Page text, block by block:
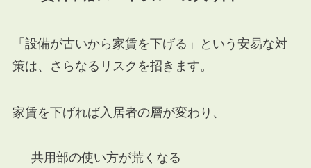
「設備が古いから家賃を下げる」という安易な対
策は、さらなるリスクを招きます。
家賃を下げれば入居者の層が変わり、
共用部の使い方が荒くなる